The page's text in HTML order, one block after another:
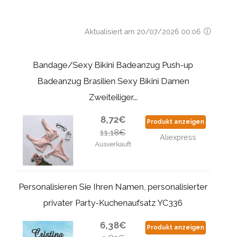
Aktualisiert am 20/07/2026 00:06
Bandage/Sexy Bikini Badeanzug Push-up
Badeanzug Brasilien Sexy Bikini Damen
Zweiteiliger...
8,72€
11,18€
Ausverkauft
Produkt anzeigen
Aliexpress
Personalisieren Sie Ihren Namen, personalisierter
privater Party-Kuchenaufsatz YC336
6,38€ Produkt anzeigen